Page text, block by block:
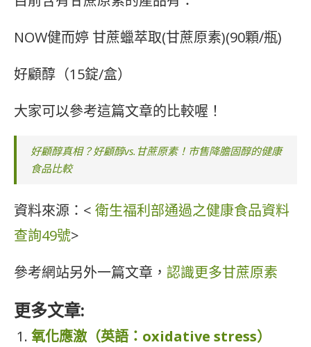
NOW健而婷 甘蔗蠟萃取(甘蔗原素)(90顆/瓶)
好顧醇（15錠/盒）
大家可以參考這篇文章的比較喔！
好顧醇真相？好顧醇vs.甘蔗原素！市售降膽固醇的健康
食品比較
資料來源：< 衛生福利部通過之健康食品資料
查詢49號>
參考網站另外一篇文章， 認識更多甘蔗原素
更多文章:
氧化應激（英語：oxidative stress）